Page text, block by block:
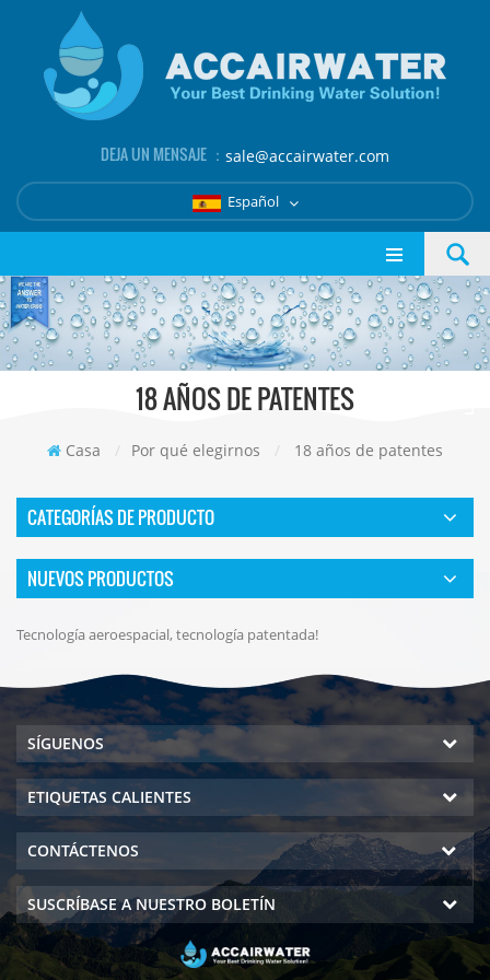
DEJA UN MENSAJE ： sale@accairwater.com
Español
18 AÑOS DE PATENTES
Casa / Por qué elegirnos / 18 años de patentes
CATEGORÍAS DE PRODUCTO
NUEVOS PRODUCTOS
Tecnología aeroespacial, tecnología patentada!
SÍGUENOS
ETIQUETAS CALIENTES
CONTÁCTENOS
SUSCRÍBASE A NUESTRO BOLETÍN